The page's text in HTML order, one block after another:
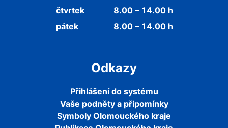
čtvrtek
8.00 – 14.00 h
pátek
8.00 – 14.00 h
Odkazy
Přihlášení do systému
Vaše podněty a připomínky
Symboly Olomouckého kraje